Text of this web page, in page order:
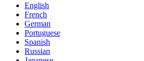
English
French
German
Portuguese
Spanish
Russian